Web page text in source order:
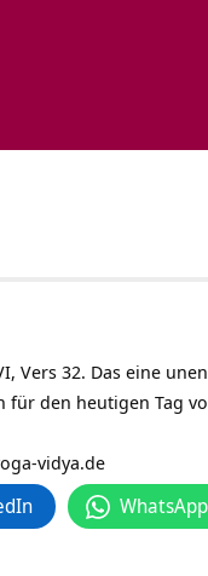
Vers 32. Das eine
für den heutigen Tag
vidya.de
WhatsApp